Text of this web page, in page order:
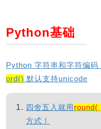
Python基础
Python 字符串和字符编
ord() 默认支持unicode
四舍五入就用 round(
方式！